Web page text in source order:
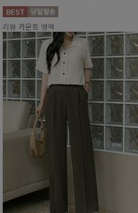
리뷰 카운트 영역